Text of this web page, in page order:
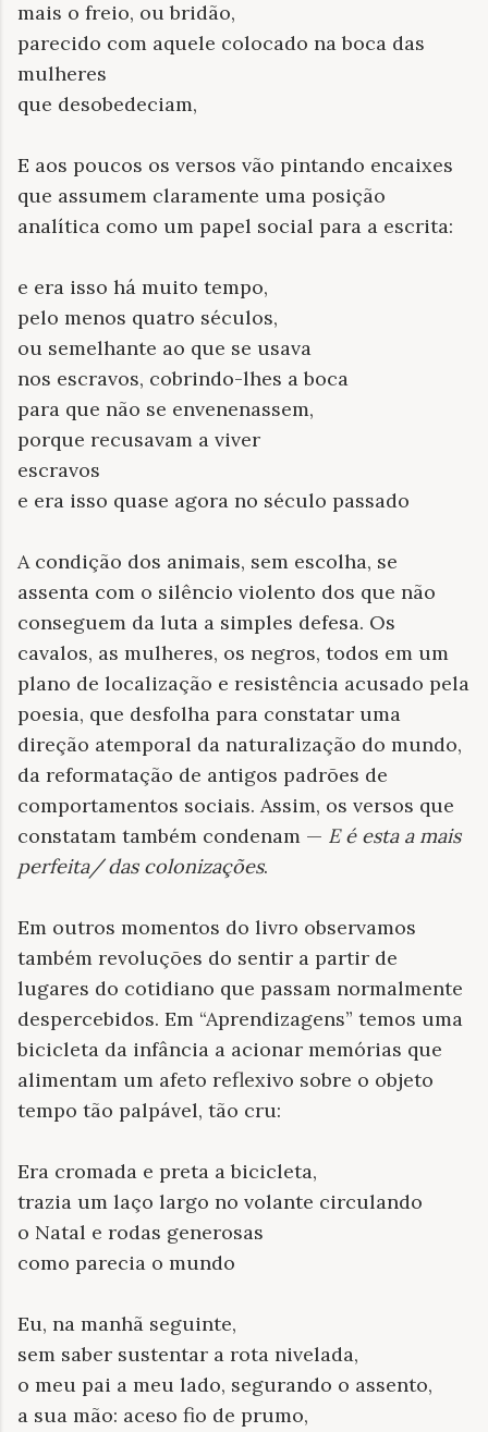
mais o freio, ou bridão,
parecido com aquele colocado na boca das
mulheres
que desobedeciam,
E aos poucos os versos vão pintando encaixes
que assumem claramente uma posição
analítica como um papel social para a escrita:
e era isso há muito tempo,
pelo menos quatro séculos,
ou semelhante ao que se usava
nos escravos, cobrindo-lhes a boca
para que não se envenenassem,
porque recusavam a viver
escravos
e era isso quase agora no século passado
A condição dos animais, sem escolha, se
assenta com o silêncio violento dos que não
conseguem da luta a simples defesa. Os
cavalos, as mulheres, os negros, todos em um
plano de localização e resistência acusado pela
poesia, que desfolha para constatar uma
direção atemporal da naturalização do mundo,
da reformatação de antigos padrões de
comportamentos sociais. Assim, os versos que
constatam também condenam — E é esta a mais
perfeita/ das colonizações.
Em outros momentos do livro observamos
também revoluções do sentir a partir de
lugares do cotidiano que passam normalmente
despercebidos. Em “Aprendizagens” temos uma
bicicleta da infância a acionar memórias que
alimentam um afeto reflexivo sobre o objeto
tempo tão palpável, tão cru:
Era cromada e preta a bicicleta,
trazia um laço largo no volante circulando
o Natal e rodas generosas
como parecia o mundo
Eu, na manhã seguinte,
sem saber sustentar a rota nivelada,
o meu pai a meu lado, segurando o assento,
a sua mão: aceso fio de prumo,